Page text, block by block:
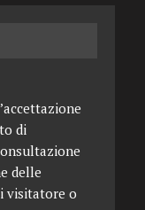
di
delle
visitatore o